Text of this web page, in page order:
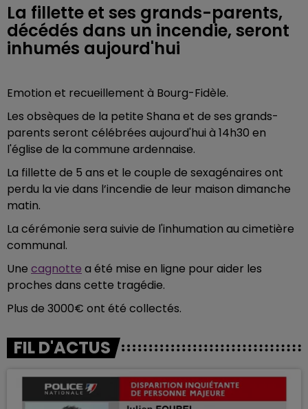
La fillette et ses grands-parents,
décédés dans un incendie, seront
inhumés aujourd'hui
Emotion et recueillement à Bourg-Fidèle.
Les obsèques de la petite Shana et de ses grands-
parents seront célébrées aujourd'hui à 14h30 en
l'église de la commune ardennaise.
La fillette de 5 ans et le couple de sexagénaires ont
perdu la vie dans l’incendie de leur maison dimanche
matin.
La cérémonie sera suivie de l'inhumation au cimetière
communal.
Une cagnotte a été mise en ligne pour aider les
proches dans cette tragédie.
Plus de 3000€ ont été collectés.
FIL D'ACTUS